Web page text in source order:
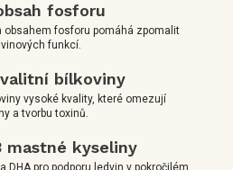
fosforu
obsahem fosforu pomáhá zpomalit
funkcí.
bílkoviny
vysoké kvality, které omezují
a tvorbu toxinů.
mastné kyseliny
DHA pro podporu ledvin v pokročilém